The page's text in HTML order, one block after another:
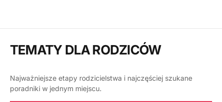
TEMATY DLA RODZICÓW
Najważniejsze etapy rodzicielstwa i najczęściej szukane
poradniki w jednym miejscu.